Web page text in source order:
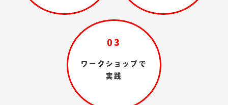
03
ワークショップで
実践